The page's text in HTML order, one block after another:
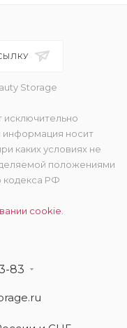
Storage
исключительно
информация носит
каких условиях не
положениями
кодекса РФ
cookie.
83